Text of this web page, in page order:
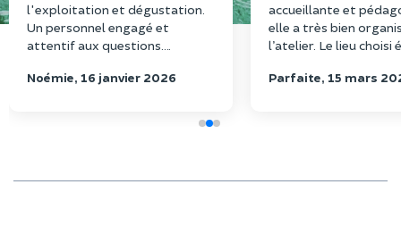
l'exploitation et dégustation.
Un personnel engagé et
attentif aux questions.
spiruline fraîche et atelier
Noémie, 16 janvier 2026
accueillante et
elle a très bien
l’atelier. Le lieu choisi
beaucoup apprécié
Parfaite, 15 mars